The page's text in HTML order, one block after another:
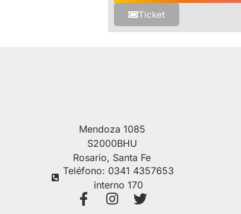
Ticket
Mendoza 1085
S2000BHU
Rosario, Santa Fe
Teléfono: 0341 4357653
interno 170